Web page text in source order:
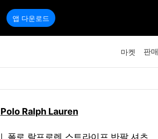
앱 다운로드
마켓 판매
Polo Ralph Lauren
L 폴로 랄프로렌 스트라이프 반팔 셔츠